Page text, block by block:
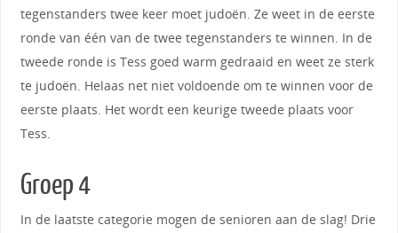
tegenstanders twee keer moet judoën. Ze weet in de eerste
ronde van één van de twee tegenstanders te winnen. In de
tweede ronde is Tess goed warm gedraaid en weet ze sterk
te judoën. Helaas net niet voldoende om te winnen voor de
eerste plaats. Het wordt een keurige tweede plaats voor
Tess.
Groep 4
In de laatste categorie mogen de senioren aan de slag! Drie